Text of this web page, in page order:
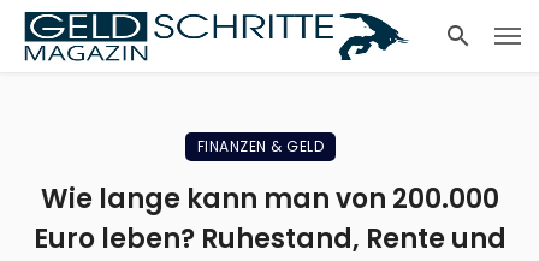
FINANZEN & GELD
Wie lange kann man von 200.000
Euro leben? Ruhestand, Rente und